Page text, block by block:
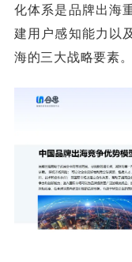
化体系是品牌出海
建用户感知能力以
海的三大战略要素。